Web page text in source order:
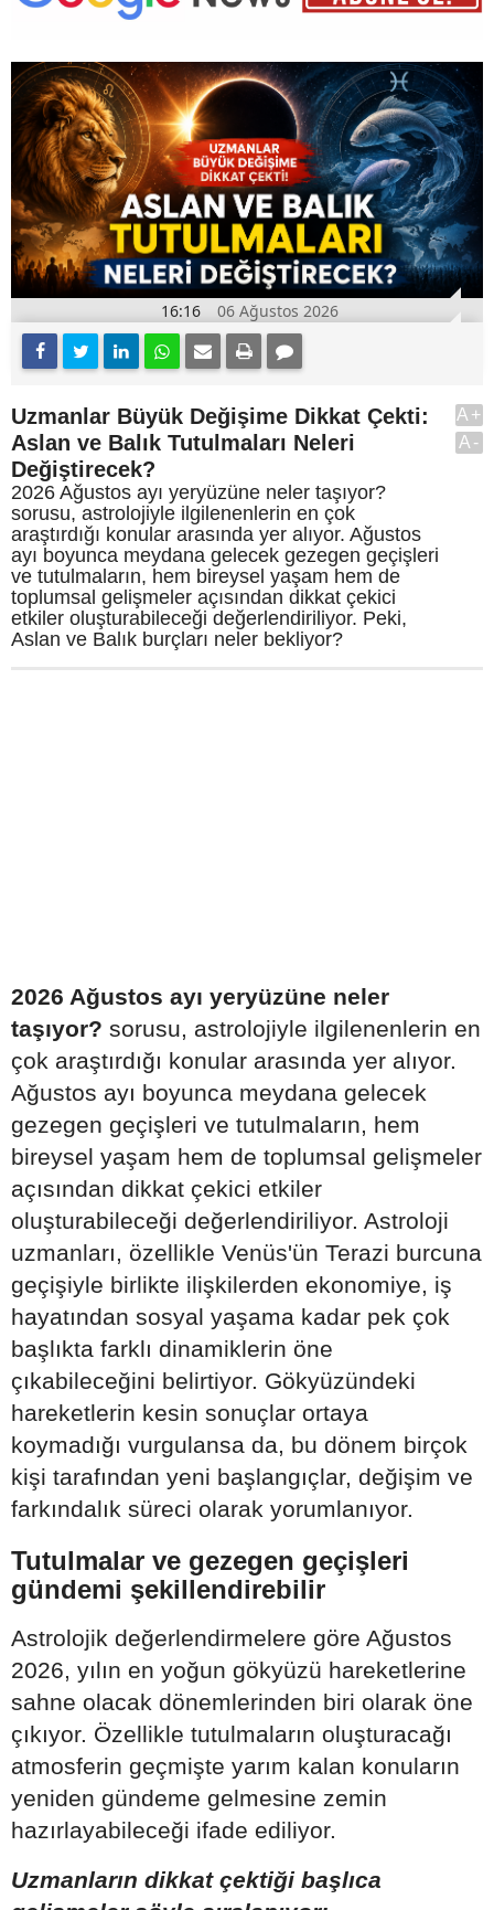
16:16 06 Ağustos 2026
Uzmanlar Büyük Değişime Dikkat Çekti:
Aslan ve Balık Tutulmaları Neleri
Değiştirecek?
2026 Ağustos ayı yeryüzüne neler taşıyor?
sorusu, astrolojiyle ilgilenenlerin en çok
araştırdığı konular arasında yer alıyor. Ağustos
ayı boyunca meydana gelecek gezegen geçişleri
ve tutulmaların, hem bireysel yaşam hem de
toplumsal gelişmeler açısından dikkat çekici
etkiler oluşturabileceği değerlendiriliyor. Peki,
Aslan ve Balık burçları neler bekliyor?
A+
A-
2026 Ağustos ayı yeryüzüne neler
taşıyor? sorusu, astrolojiyle ilgilenenlerin en
çok araştırdığı konular arasında yer alıyor.
Ağustos ayı boyunca meydana gelecek
gezegen geçişleri ve tutulmaların, hem
bireysel yaşam hem de toplumsal gelişmeler
açısından dikkat çekici etkiler
oluşturabileceği değerlendiriliyor. Astroloji
uzmanları, özellikle Venüs'ün Terazi burcuna
geçişiyle birlikte ilişkilerden ekonomiye, iş
hayatından sosyal yaşama kadar pek çok
başlıkta farklı dinamiklerin öne
çıkabileceğini belirtiyor. Gökyüzündeki
hareketlerin kesin sonuçlar ortaya
koymadığı vurgulansa da, bu dönem birçok
kişi tarafından yeni başlangıçlar, değişim ve
farkındalık süreci olarak yorumlanıyor.
Tutulmalar ve gezegen geçişleri
gündemi şekillendirebilir
Astrolojik değerlendirmelere göre Ağustos
2026, yılın en yoğun gökyüzü hareketlerine
sahne olacak dönemlerinden biri olarak öne
çıkıyor. Özellikle tutulmaların oluşturacağı
atmosferin geçmişte yarım kalan konuların
yeniden gündeme gelmesine zemin
hazırlayabileceği ifade ediliyor.
Uzmanların dikkat çektiği başlıca